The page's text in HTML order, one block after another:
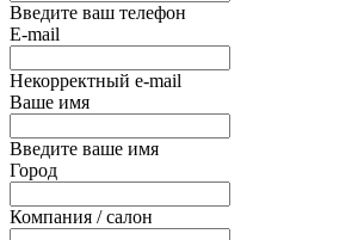
Введите ваш телефон
E-mail
Некорректный e-mail
Ваше имя
Введите ваше имя
Город
Компания / салон